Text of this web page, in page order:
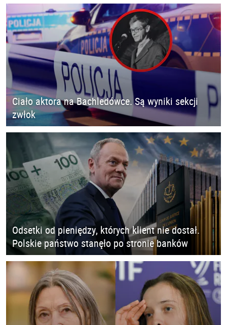
Ciało aktora na Bachledówce. Są wyniki sekcji
zwłok
Odsetki od pieniędzy, których klient nie dostał.
Polskie państwo stanęło po stronie banków